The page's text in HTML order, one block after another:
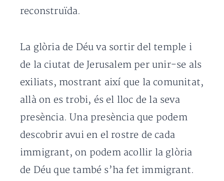
reconstruïda.
La glòria de Déu va sortir del temple i
de la ciutat de Jerusalem per unir-se als
exiliats, mostrant així que la comunitat,
allà on es trobi, és el lloc de la seva
presència. Una presència que podem
descobrir avui en el rostre de cada
immigrant, on podem acollir la glòria
de Déu que també s’ha fet immigrant.